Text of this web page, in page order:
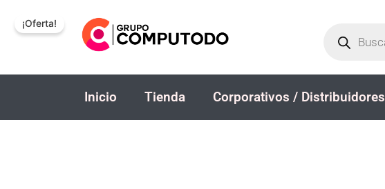
productos
Inicio Tienda Corporativos / Distribuidores
¡Oferta!